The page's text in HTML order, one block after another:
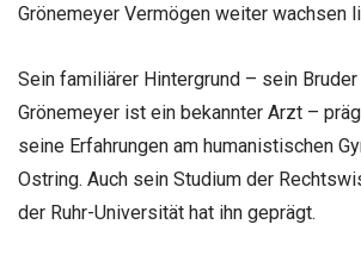
Grönemeyer Vermögen weiter wachsen
Sein familiärer Hintergrund – sein
Grönemeyer ist ein bekannter Arzt –
seine Erfahrungen am humanistischen
Ostring. Auch sein Studium der
der Ruhr-Universität hat ihn geprägt.